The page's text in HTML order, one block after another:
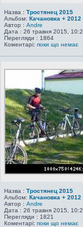
Назва : Тростянец 2015
Альбом: Качановка + 2012
Автор : Andre
Дата : 26 травня 2015,
Перегляди : 1864
Коментарі: поки що немає
Назва : Тростянец 2015
Альбом: Качановка + 2012
Автор : Andre
Дата : 26 травня 2015,
Перегляди : 1821
Коментарі: поки що немає